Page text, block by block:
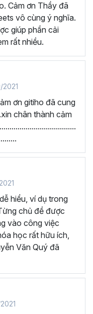
Google
thành
chia sẻ tài liệu và làm
kẻ bảng và một số
bằng các hàm xử lý
rất mơ hồ. Sau
não. Cảm ơn
Sheet vô
vừa học được
phòng của em
dễ hiểu, ví dụ
thác cụ thể, dễ
Cảm ơn Thầy đã
vô cùng ý nghĩa.
giúp phần cải
rất nhiều.
ơn gitiho đã cung
chân thành cảm
hiểu, ví dụ trong
chủ đề được
vào công việc
học rất hữu ích,
Văn Quý đã